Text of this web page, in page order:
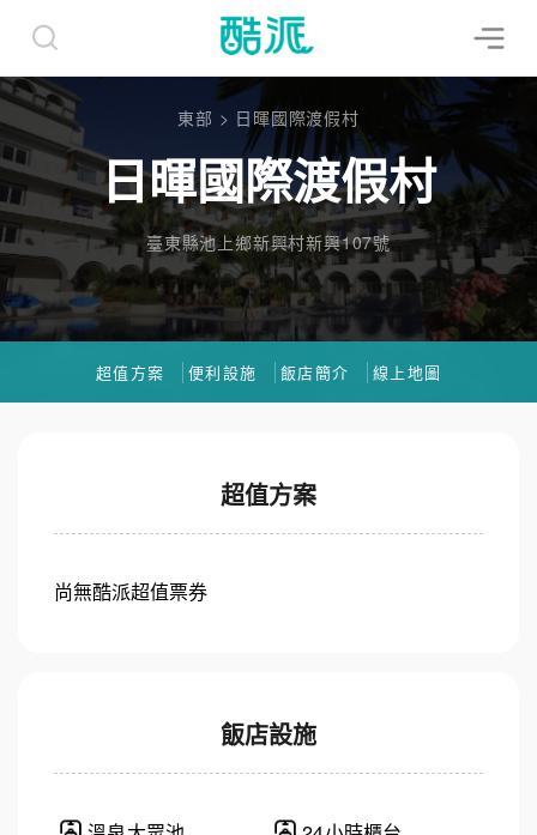
東部 > 日暉國際渡假村
日暉國際渡假村
臺東縣池上鄉新興村新興107號
超值方案 便利設施 飯店簡介 線上地圖
超值方案
尚無酷派超值票券
飯店設施